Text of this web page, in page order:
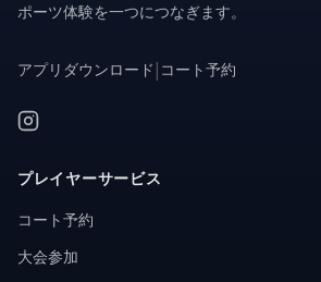
ポーツ体験を一つにつなぎます。
アプリダウンロード コート予約
プレイヤーサービス
コート予約
大会参加